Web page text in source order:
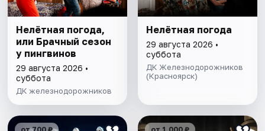
Нелётная погода,
или Брачный сезон
у пингвинов
29 августа 2026 •
суббота
ДК железнодорожников
Нелётная погода
29 августа 2026 •
суббота
ДК Железнодорожников
(Красноярск)